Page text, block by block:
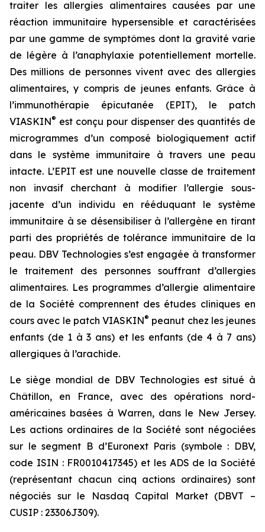
traiter les allergies alimentaires causées par une
réaction immunitaire hypersensible et caractérisées
par une gamme de symptômes dont la gravité varie
de légère à l’anaphylaxie potentiellement mortelle.
Des millions de personnes vivent avec des allergies
alimentaires, y compris de jeunes enfants. Grâce à
l’immunothérapie épicutanée (EPIT), le patch
VIASKIN® est conçu pour dispenser des quantités de
microgrammes d’un composé biologiquement actif
dans le système immunitaire à travers une peau
intacte. L’EPIT est une nouvelle classe de traitement
non invasif cherchant à modifier l’allergie sous-
jacente d’un individu en rééduquant le système
immunitaire à se désensibiliser à l’allergène en tirant
parti des propriétés de tolérance immunitaire de la
peau. DBV Technologies s’est engagée à transformer
le traitement des personnes souffrant d’allergies
alimentaires. Les programmes d’allergie alimentaire
de la Société comprennent des études cliniques en
cours avec le patch VIASKIN® peanut chez les jeunes
enfants (de 1 à 3 ans) et les enfants (de 4 à 7 ans)
allergiques à l’arachide.
Le siège mondial de DBV Technologies est situé à
Châtillon, en France, avec des opérations nord-
américaines basées à Warren, dans le New Jersey.
Les actions ordinaires de la Société sont négociées
sur le segment B d’Euronext Paris (symbole : DBV,
code ISIN : FR0010417345) et les ADS de la Société
(représentant chacun cinq actions ordinaires) sont
négociés sur le Nasdaq Capital Market (DBVT –
CUSIP : 23306J309).